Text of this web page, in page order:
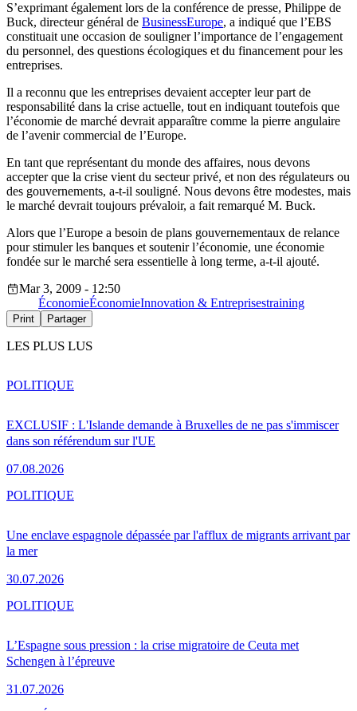
S’exprimant également lors de la conférence de presse, Philippe de
Buck, directeur général de BusinessEurope, a indiqué que l’EBS
constituait une occasion de souligner l’importance de l’engagement
du personnel, des questions écologiques et du financement pour les
entreprises.
Il a reconnu que les entreprises devaient accepter leur part de
responsabilité dans la crise actuelle, tout en indiquant toutefois que
l’économie de marché devrait apparaître comme la pierre angulaire
de l’avenir commercial de l’Europe.
En tant que représentant du monde des affaires, nous devons
accepter que la crise vient du secteur privé, et non des régulateurs ou
des gouvernements, a-t-il souligné. Nous devons être modestes, mais
le marché devrait toujours prévaloir, a fait remarqué M. Buck.
Alors que l’Europe a besoin de plans gouvernementaux de relance
pour stimuler les banques et soutenir l’économie, une économie
fondée sur le marché sera essentielle à long terme, a-t-il ajouté.
Mar 3, 2009 - 12:50
ÉconomieÉconomieInnovation & Entreprisestraining
Print Partager
LES PLUS LUS
EXCLUSIF : L'Islande demande à Bruxelles de ne pas s'immiscer
dans son référendum sur l'UE
07.08.2026
POLITIQUE
Une enclave espagnole dépassée par l'afflux de migrants arrivant par
la mer
30.07.2026
POLITIQUE
L’Espagne sous pression : la crise migratoire de Ceuta met
Schengen à l’épreuve
31.07.2026
POLITIQUE